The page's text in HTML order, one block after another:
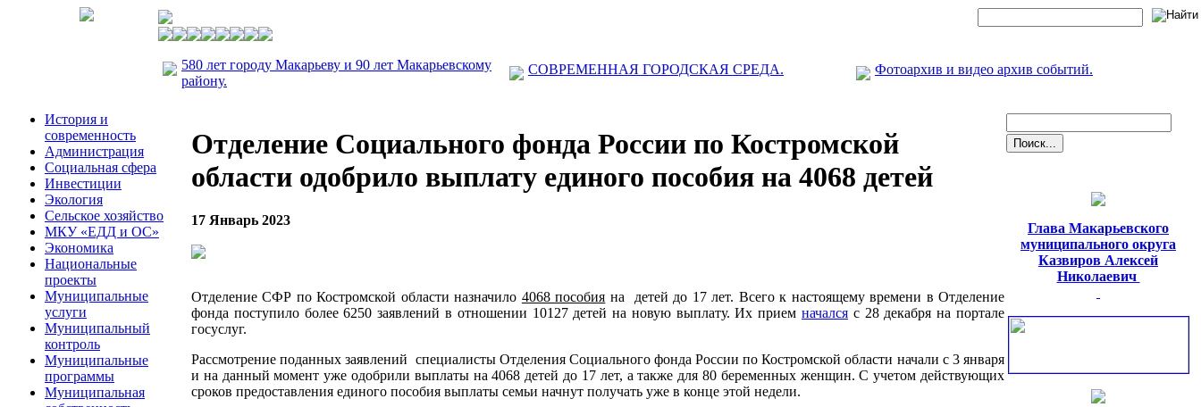
580 лет городу Макарьеву и 90 лет Макарьевскому
району.
СОВРЕМЕННАЯ ГОРОДСКАЯ СРЕДА. Фотоархив и видео архив событий.
История и
современность
Администрация
Социальная сфера
Инвестиции
Экология
Сельское хозяйство
МКУ «ЕДД и ОС»
Экономика
Национальные
проекты
Муниципальные
услуги
Муниципальный
контроль
Муниципальные
программы
Муниципальная
Отделение Социального фонда России по Костромской
области одобрило выплату единого пособия на 4068 детей
17 Январь 2023
Отделение СФР по Костромской области назначило 4068 пособия на
детей до 17 лет. Всего к настоящему времени в Отделение
фонда поступило более 6250 заявлений в отношении 10127 детей на новую выплату. Их приемначался с 28 декабря на портале
госуслуг.
Рассмотрение поданных заявлений специалисты Отделения Социального фонда России по Костромской области начали с 3 января
и на данный момент уже одобрили выплаты на 4068 детей до 17 лет, а также для 80 беременных женщин. С учетом действующих
сроков предоставления единого пособия выплаты семьи начнут получать уже в конце этой недели.
Глава Макарьевского
муниципального округа
Казвиров Алексей
Николаевич